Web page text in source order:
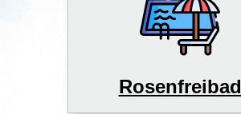
Rosenfreibad